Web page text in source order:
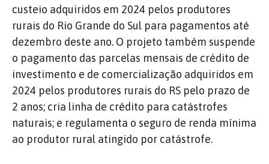
custeio adquiridos em 2024 pelos produtores
rurais do Rio Grande do Sul para pagamentos até
dezembro deste ano. O projeto também suspende
o pagamento das parcelas mensais de crédito de
investimento e de comercialização adquiridos em
2024 pelos produtores rurais do RS pelo prazo de
2 anos; cria linha de crédito para catástrofes
naturais; e regulamenta o seguro de renda mínima
ao produtor rural atingido por catástrofe.